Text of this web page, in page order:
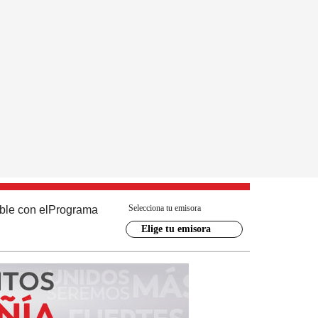
con el Programa Selecciona tu emisora
Elige tu emisora